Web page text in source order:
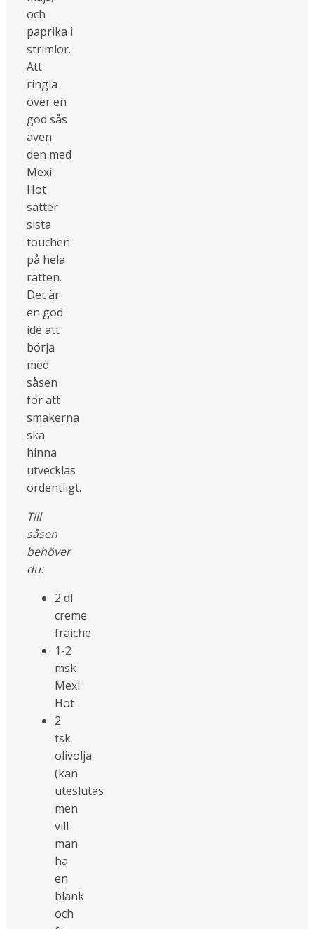
och
paprika i
strimlor.
Att
ringla
över en
god sås
även
den med
Mexi
Hot
sätter
sista
touchen
på hela
rätten.
Det är
en god
idé att
börja
med
såsen
för att
smakerna
ska
hinna
utvecklas
ordentligt.
Till
såsen
behöver
du:
2 dl
creme
fraiche
1-2
msk
Mexi
Hot
2
tsk
olivolja
(kan
uteslutas
men
vill
man
ha
en
blank
och